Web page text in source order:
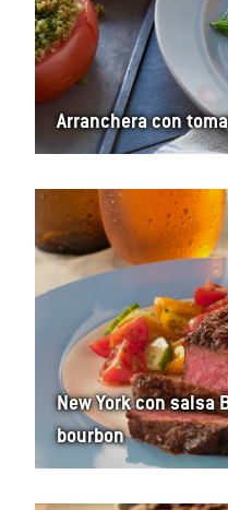
Arranchera con
New York con salsa
bourbon